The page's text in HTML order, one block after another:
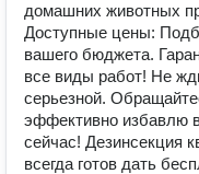
домашних животных
Доступные цены:
вашего бюджета.
все виды работ! Не
серьезной.
эффективно избавлю
сейчас! Дезинсекция
всегда готов дать